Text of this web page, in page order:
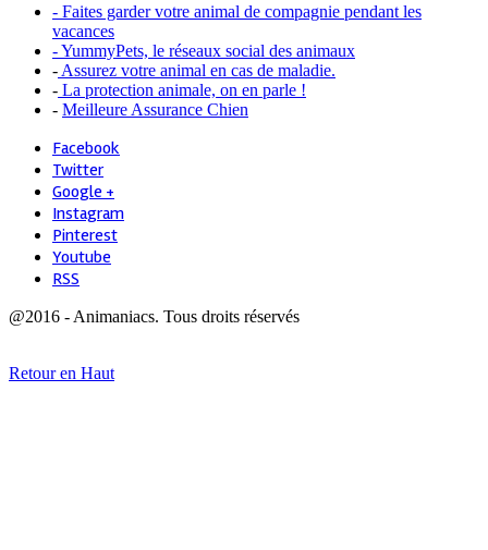
- Faites garder votre animal de compagnie pendant les
vacances
- YummyPets, le réseaux social des animaux
- Assurez votre animal en cas de maladie.
- La protection animale, on en parle !
- Meilleure Assurance Chien
Facebook
Twitter
Google +
Instagram
Pinterest
Youtube
RSS
@2016 - Animaniacs. Tous droits réservés
Retour en Haut